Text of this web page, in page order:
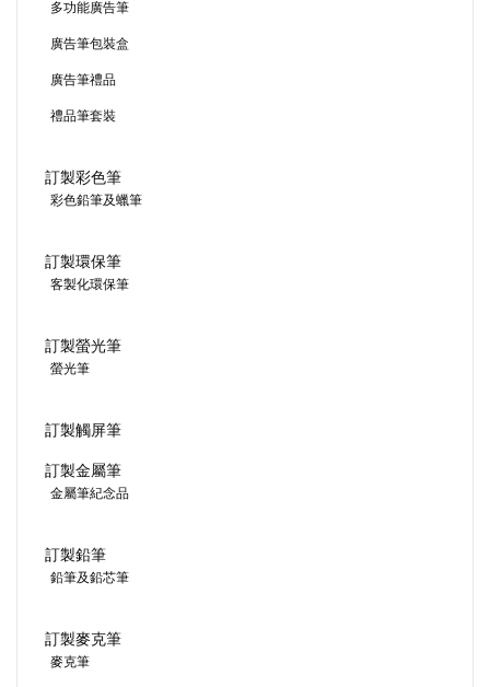
多功能廣告筆
廣告筆包裝盒
廣告筆禮品
禮品筆套裝
訂製彩色筆
彩色鉛筆及蠟筆
訂製環保筆
客製化環保筆
訂製螢光筆
螢光筆
訂製觸屏筆
訂製金屬筆
金屬筆紀念品
訂製鉛筆
鉛筆及鉛芯筆
訂製麥克筆
麥克筆